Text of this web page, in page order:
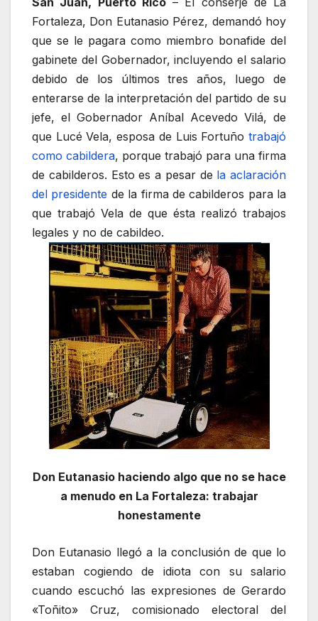
Fortaleza, Don Eutanasio Pérez, demandó hoy
que se le pagara como miembro bonafide del
gabinete del Gobernador, incluyendo el salario
debido de los últimos tres años, luego de
enterarse de la interpretación del partido de su
jefe, el Gobernador Aníbal Acevedo Vilá, de
que Lucé Vela, esposa de Luis Fortuño trabajó
como cabildera, porque trabajó para una firma
de cabilderos. Esto es a pesar de la aclaración
del presidente de la firma de cabilderos para la
que trabajó Vela de que ésta realizó trabajos
legales y no de cabildeo.
Don Eutanasio haciendo algo que no se hace
a menudo en La Fortaleza: trabajar
honestamente
Don Eutanasio llegó a la conclusión de que lo
estaban cogiendo de idiota con su salario
cuando escuchó las expresiones de Gerardo
«Toñito» Cruz, comisionado electoral del